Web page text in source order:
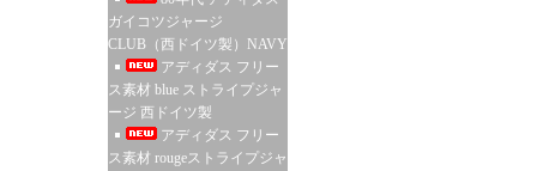
ガイコツジャージ
CLUB（西ドイツ製）NAVY
アディダス フリー
ス素材 blue ストライプジャ
ージ 西ドイツ製
アディダス フリー
ス素材 rougeストライプジャ